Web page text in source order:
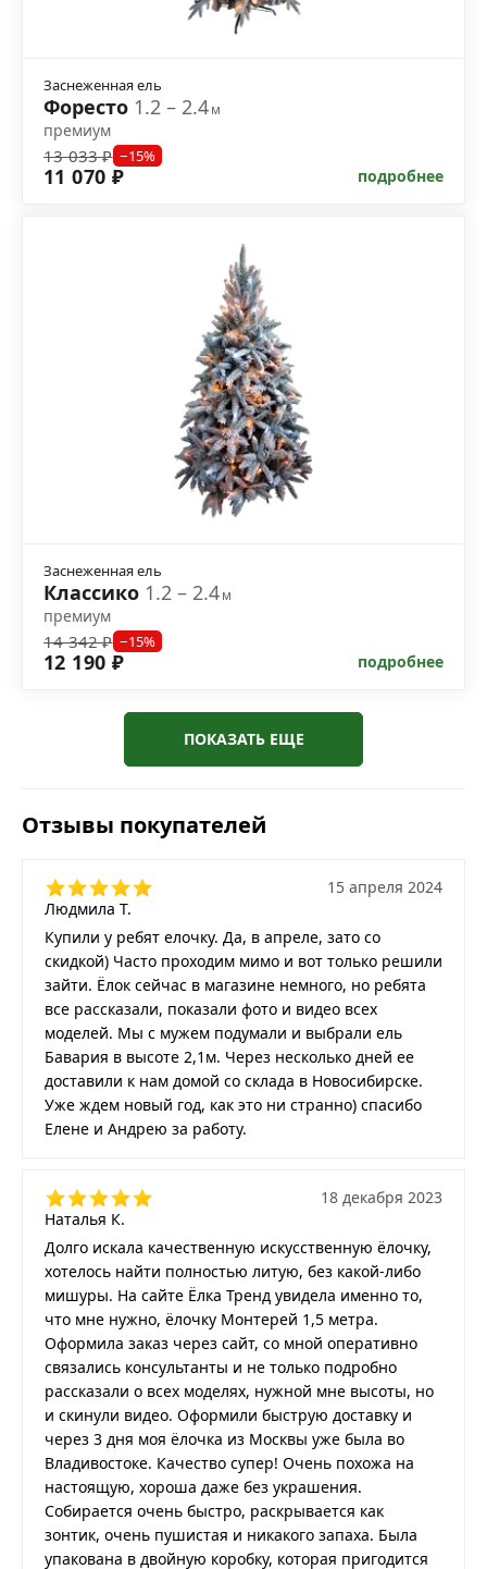
Заснеженная ель
Форесто 1.2 – 2.4м
премиум
13 033 ₽ −15%
11 070 ₽ подробнее
Заснеженная ель
Классико 1.2 – 2.4м
премиум
14 342 ₽ −15%
12 190 ₽ подробнее
ПОКАЗАТЬ ЕЩЕ
Отзывы покупателей
Людмила Т.
15 апреля 2024
Купили у ребят елочку. Да, в апреле, зато со
скидкой) Часто проходим мимо и вот только решили
зайти. Ёлок сейчас в магазине немного, но ребята
все рассказали, показали фото и видео всех
моделей. Мы с мужем подумали и выбрали ель
Бавария в высоте 2,1м. Через несколько дней ее
доставили к нам домой со склада в Новосибирске.
Уже ждем новый год, как это ни странно) спасибо
Елене и Андрею за работу.
Наталья К.
18 декабря 2023
Долго искала качественную искусственную ёлочку,
хотелось найти полностью литую, без какой-либо
мишуры. На сайте Ёлка Тренд увидела именно то,
что мне нужно, ёлочку Монтерей 1,5 метра.
Оформила заказ через сайт, со мной оперативно
связались консультанты и не только подробно
рассказали о всех моделях, нужной мне высоты, но
и скинули видео. Оформили быструю доставку и
через 3 дня моя ёлочка из Москвы уже была во
Владивостоке. Качество супер! Очень похожа на
настоящую, хороша даже без украшения.
Собирается очень быстро, раскрывается как
зонтик, очень пушистая и никакого запаха. Была
упакована в двойную коробку, которая пригодится